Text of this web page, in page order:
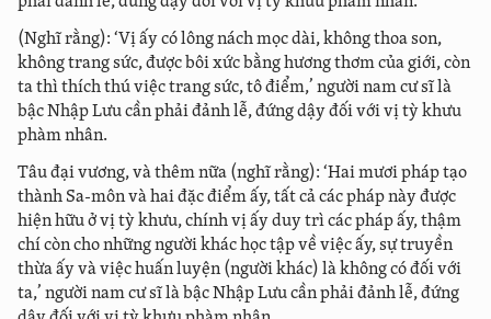
(Nghĩ rằng): ‘Vị ấy có lông nách mọc dài, không thoa son,
không trang sức, được bôi xức bằng hương thơm của giới, còn
ta thì thích thú việc trang sức, tô điểm,’ người nam cư sĩ là
bậc Nhập Lưu cần phải đảnh lễ, đứng dậy đối với vị tỳ khưu
phàm nhân.
Tâu đại vương, và thêm nữa (nghĩ rằng): ‘Hai mươi pháp tạo
thành Sa-môn và hai đặc điểm ấy, tất cả các pháp này được
hiện hữu ở vị tỳ khưu, chính vị ấy duy trì các pháp ấy, thậm
chí còn cho những người khác học tập về việc ấy, sự truyền
thừa ấy và việc huấn luyện (người khác) là không có đối với
ta,’ người nam cư sĩ là bậc Nhập Lưu cần phải đảnh lễ, đứng